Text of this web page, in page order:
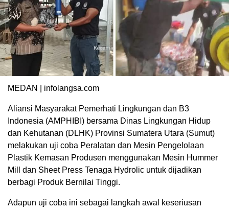
MEDAN | infolangsa.com
Aliansi Masyarakat Pemerhati Lingkungan dan B3
Indonesia (AMPHIBI) bersama Dinas Lingkungan Hidup
dan Kehutanan (DLHK) Provinsi Sumatera Utara (Sumut)
melakukan uji coba Peralatan dan Mesin Pengelolaan
Plastik Kemasan Produsen menggunakan Mesin Hummer
Mill dan Sheet Press Tenaga Hydrolic untuk dijadikan
berbagi Produk Bernilai Tinggi.
Adapun uji coba ini sebagai langkah awal keseriusan